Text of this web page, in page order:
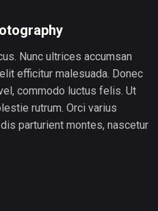
Nunc ultrices accumsan
efficitur malesuada. Donec
commodo luctus felis. Ut
rutrum. Orci varius
parturient montes, nascetur